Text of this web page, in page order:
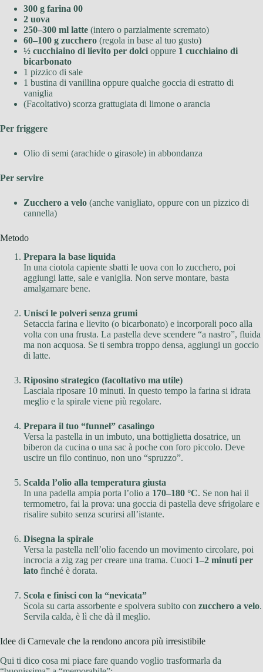
300 g farina 00
2 uova
250–300 ml latte (intero o parzialmente scremato)
60–100 g zucchero (regola in base al tuo gusto)
½ cucchiaino di lievito per dolci oppure 1 cucchiaino di
bicarbonato
1 pizzico di sale
1 bustina di vanillina oppure qualche goccia di estratto di
vaniglia
(Facoltativo) scorza grattugiata di limone o arancia
Per friggere
Olio di semi (arachide o girasole) in abbondanza
Per servire
Zucchero a velo (anche vanigliato, oppure con un pizzico di
cannella)
Metodo
Prepara la base liquida
In una ciotola capiente sbatti le uova con lo zucchero, poi
aggiungi latte, sale e vaniglia. Non serve montare, basta
amalgamare bene.
Unisci le polveri senza grumi
Setaccia farina e lievito (o bicarbonato) e incorporali poco alla
volta con una frusta. La pastella deve scendere “a nastro”, fluida
ma non acquosa. Se ti sembra troppo densa, aggiungi un goccio
di latte.
Riposino strategico (facoltativo ma utile)
Lasciala riposare 10 minuti. In questo tempo la farina si idrata
meglio e la spirale viene più regolare.
Prepara il tuo “funnel” casalingo
Versa la pastella in un imbuto, una bottiglietta dosatrice, un
biberon da cucina o una sac à poche con foro piccolo. Deve
uscire un filo continuo, non uno “spruzzo”.
Scalda l’olio alla temperatura giusta
In una padella ampia porta l’olio a 170–180 °C. Se non hai il
termometro, fai la prova: una goccia di pastella deve sfrigolare e
risalire subito senza scurirsi all’istante.
Disegna la spirale
Versa la pastella nell’olio facendo un movimento circolare, poi
incrocia a zig zag per creare una trama. Cuoci 1–2 minuti per
lato finché è dorata.
Scola e finisci con la “nevicata”
Scola su carta assorbente e spolvera subito con zucchero a velo.
Servila calda, è lì che dà il meglio.
Idee di Carnevale che la rendono ancora più irresistibile
Qui ti dico cosa mi piace fare quando voglio trasformarla da